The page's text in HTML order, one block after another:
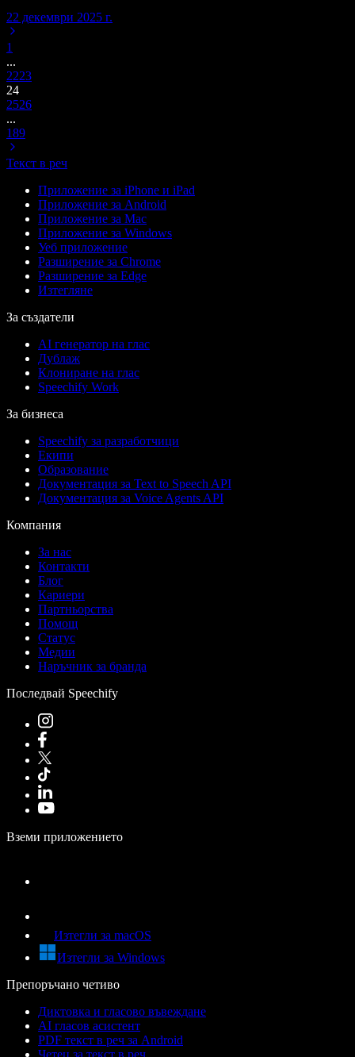
22 декември 2025 г.
1
...
2223
24
2526
...
189
Текст в реч
Приложение за iPhone и iPad
Приложение за Android
Приложение за Mac
Приложение за Windows
Уеб приложение
Разширение за Chrome
Разширение за Edge
Изтегляне
За създатели
AI генератор на глас
Дублаж
Клониране на глас
Speechify Work
За бизнеса
Speechify за разработчици
Екипи
Образование
Документация за Text to Speech API
Документация за Voice Agents API
Компания
За нас
Контакти
Блог
Кариери
Партньорства
Помощ
Статус
Медии
Наръчник за бранда
Последвай Speechify
Вземи приложението
Изтегли за macOS
Изтегли за Windows
Препоръчано четиво
Диктовка и гласово въвеждане
AI гласов асистент
PDF текст в реч за Android
Четец за текст в реч